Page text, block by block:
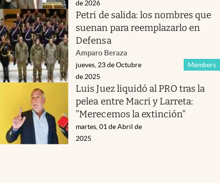
de 2026
Petri de salida: los nombres que
suenan para reemplazarlo en
Defensa
Amparo Beraza
Members
jueves, 23 de Octubre
de 2025
Luis Juez liquidó al PRO tras la
pelea entre Macri y Larreta:
"Merecemos la extinción"
martes, 01 de Abril de
2025